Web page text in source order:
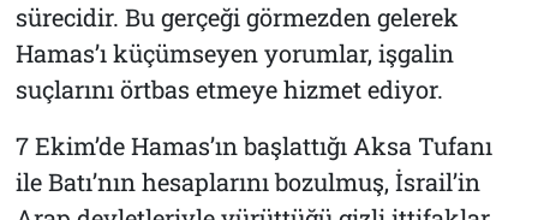
sürecidir. Bu gerçeği görmezden gelerek
Hamas’ı küçümseyen yorumlar, işgalin
suçlarını örtbas etmeye hizmet ediyor.
7 Ekim’de Hamas’ın başlattığı Aksa Tufanı
ile Batı’nın hesaplarını bozulmuş, İsrail’in